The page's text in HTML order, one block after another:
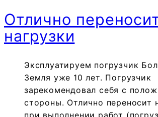
Отлично
нагрузки
Эксплуатируем погрузчик
Земля уже 10 лет. Погрузчик
зарекомендовал себя с
стороны. Отлично переносит